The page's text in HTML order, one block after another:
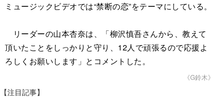
ミュージックビデオでは“禁断の恋”をテーマにしている。
リーダーの山本杏奈は、「柳沢慎吾さんから、教えて
頂いたことをしっかりと守り、12人で頑張るので応援よ
ろしくお願いします」とコメントした。
《G鈴木》
【注目記事】